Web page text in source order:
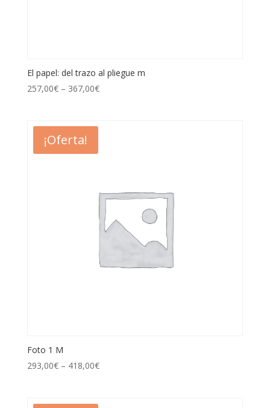
El papel: del trazo al pliegue m
257,00€– 367,00€
¡Oferta!
Foto 1 M
293,00€– 418,00€